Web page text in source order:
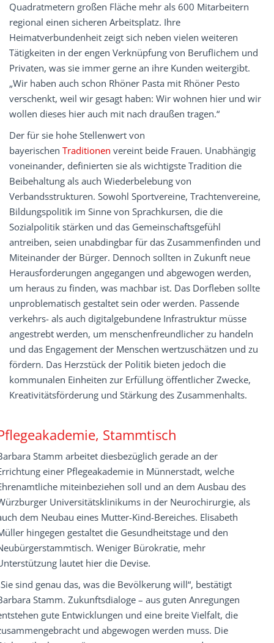
Quadratmetern großen Fläche mehr als 600 Mitarbeitern
regional einen sicheren Arbeitsplatz. Ihre
Heimatverbundenheit zeigt sich neben vielen weiteren
Tätigkeiten in der engen Verknüpfung von Beruflichem und
Privaten, was sie immer gerne an ihre Kunden weitergibt.
„Wir haben auch schon Rhöner Pasta mit Rhöner Pesto
verschenkt, weil wir gesagt haben: Wir wohnen hier und wir
wollen dieses hier auch mit nach draußen tragen.“
Der für sie hohe Stellenwert von
bayerischen Traditionen vereint beide Frauen. Unabhängig
voneinander, definierten sie als wichtigste Tradition die
Beibehaltung als auch Wiederbelebung von
Verbandsstrukturen. Sowohl Sportvereine, Trachtenvereine,
Bildungspolitik im Sinne von Sprachkursen, die die
Sozialpolitik stärken und das Gemeinschaftsgefühl
antreiben, seien unabdingbar für das Zusammenfinden und
Miteinander der Bürger. Dennoch sollten in Zukunft neue
Herausforderungen angegangen und abgewogen werden,
um heraus zu finden, was machbar ist. Das Dorfleben sollte
unproblematisch gestaltet sein oder werden. Passende
verkehrs- als auch digitalgebundene Infrastruktur müsse
angestrebt werden, um menschenfreundlicher zu handeln
und das Engagement der Menschen wertzuschätzen und zu
fördern. Das Herzstück der Politik bieten jedoch die
kommunalen Einheiten zur Erfüllung öffentlicher Zwecke,
Kreativitätsförderung und Stärkung des Zusammenhalts.
Stammtisch
Stamm arbeitet diesbezüglich gerade an der
einer Pflegeakademie in Münnerstadt, welche
miteinbeziehen soll und an dem Ausbau des
Universitätsklinikums in der Neurochirurgie, als
dem Neubau eines Mutter-Kind-Bereiches. Elisabeth
hingegen gestaltet die Gesundheitstage und den
Weniger Bürokratie, mehr
lautet hier die Devise.
sind genau das, was die Bevölkerung will“, bestätigt
Stamm. Zukunftsdialoge – aus guten Anregungen
gute Entwicklungen und eine breite Vielfalt, die
und abgewogen werden muss. Die